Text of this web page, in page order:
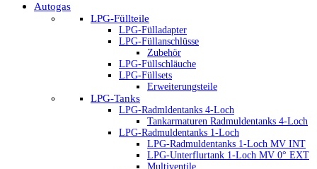
Autogas
LPG-Füllteile
LPG-Fülladapter
LPG-Füllanschlüsse
Zubehör
LPG-Füllschläuche
LPG-Füllsets
Erweiterungsteile
LPG-Tanks
LPG-Radmldentanks 4-Loch
Tankarmaturen Radmuldentanks 4-Loch
LPG-Radmuldentanks 1-Loch
LPG-Radmuldentanks 1-Loch MV INT
LPG-Unterflurtank 1-Loch MV 0° EXT
Multiventile